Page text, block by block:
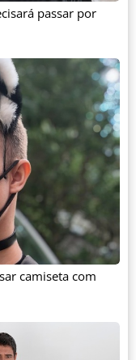
passar por
camiseta com